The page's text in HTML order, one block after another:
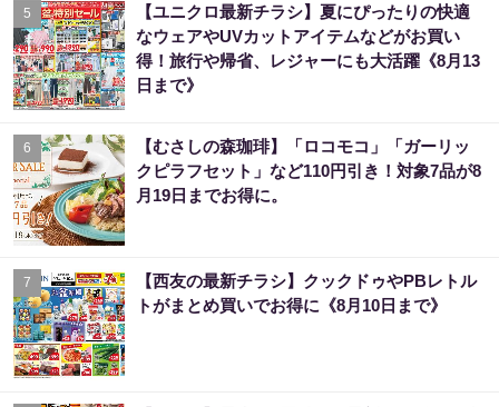
5
【ユニクロ最新チラシ】夏にぴったりの快適
なウェアやUVカットアイテムなどがお買い
得！旅行や帰省、レジャーにも大活躍《8月13
日まで》
6
【むさしの森珈琲】「ロコモコ」「ガーリッ
クピラフセット」など110円引き！対象7品が8
月19日までお得に。
7
【西友の最新チラシ】クックドゥやPBレトル
トがまとめ買いでお得に《8月10日まで》